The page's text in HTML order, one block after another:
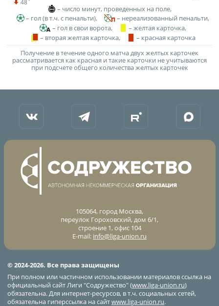
Команды
Игроки
Дисквалификации
О турнире
Регламентирующие документы
48`
– число минут, проведенных на поле,
– гол (в т.ч. с пенальти),
– нереализованный пенальти,
– гол в свои ворота,
– желтая карточка,
– вторая желтая карточка,
– красная карточка
Получение в течение одного матча двух желтых карточек
рассматривается как красная и такие карточки не учитываются
при подсчете общего количества желтых карточек
105064, город Москва,
переулок Гороховский, дом 6/1,
строение 1, офис 104
E-mail: info@liga-union.ru
© 2024-2026. Все права защищены
При полном или частичном использовании материалов ссылка на
официальный сайт Лиги "Содружество" (www.liga-union.ru)
обязательна. Для интернет-ресурсов, в т.ч. социальных сетей,
обязательна гиперссылка на сайтwww.liga-union.ru.